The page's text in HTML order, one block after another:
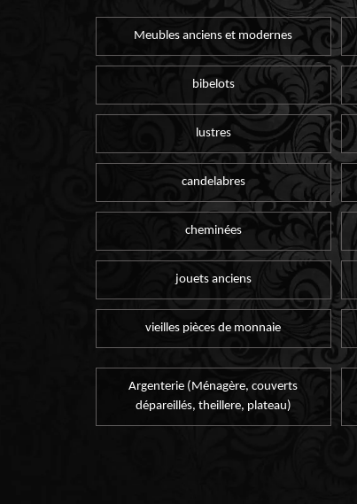
Meubles anciens et modernes
bibelots
lustres
candelabres
cheminées
jouets anciens
vieilles pièces de monnaie
Argenterie (Ménagère, couverts
dépareillés, theillere, plateau)